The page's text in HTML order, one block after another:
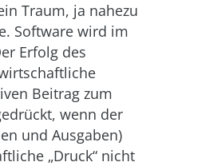
Traum, ja nahezu
Software wird im
Erfolg des
Beitrag zum
wenn der
und Ausgaben)
„Druck“ nicht